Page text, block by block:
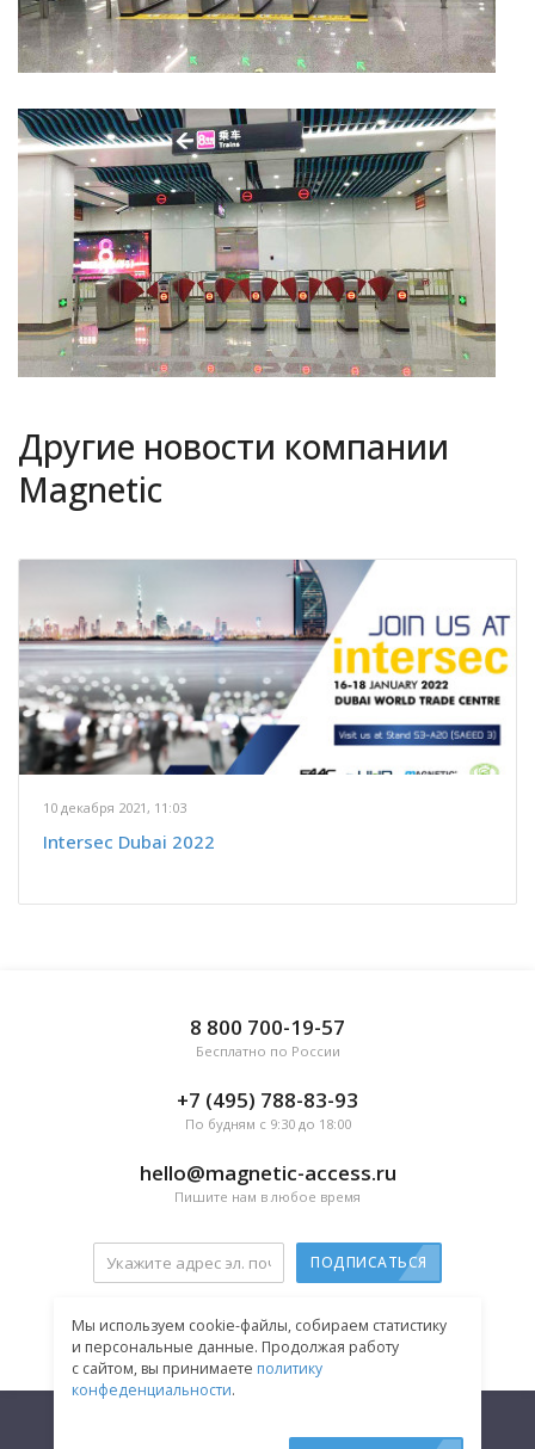
Другие новости компании
Magnetic
8 800 700-19-57
Бесплатно по России
+7 (495) 788-83-93
По будням с 9:30 до 18:00
hello@magnetic-access.ru
Пишите нам в любое время
ПОДПИСАТЬСЯ
Соглашаюсь наполучение рассылки
2020−2026 © Решения контроля доступа Magnetic
Мы используем cookie-файлы, собираем статистику
и персональные данные. Продолжая работу
с сайтом, вы принимаете политику
конфеденциальности.